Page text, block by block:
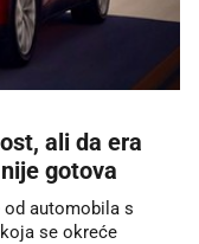
ali da era
gotova
od automobila s
se okreće